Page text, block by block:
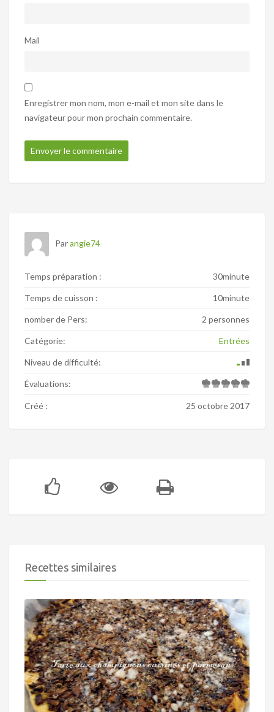
Mail
Enregistrer mon nom, mon e-mail et mon site dans le
navigateur pour mon prochain commentaire.
Parangie74
Temps préparation : 30minute
Temps de cuisson : 10minute
nomber de Pers: 2 personnes
Catégorie: Entrées
Niveau de difficulté:
Évaluations:
Créé : 25 octobre 2017
Recettes similaires